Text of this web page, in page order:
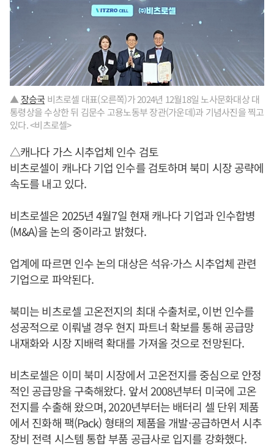
▲ 장승국 비츠로셀 대표(오른쪽)가 2024년 12월18일 노사문화대상 대
통령상을 수상한 뒤 김문수 고용노동부 장관(가운데)과 기념사진을 찍고
있다. <비츠로셀>
△캐나다 가스 시추업체 인수 검토
비츠로셀이 캐나다 기업 인수를 검토하며 북미 시장 공략에
속도를 내고 있다.
비츠로셀은 2025년 4월7일 현재 캐나다 기업과 인수합병
(M&A)을 논의 중이라고 밝혔다.
업계에 따르면 인수 논의 대상은 석유·가스 시추업체 관련
기업으로 파악된다.
북미는 비츠로셀 고온전지의 최대 수출처로, 이번 인수를
성공적으로 이뤄낼 경우 현지 파트너 확보를 통해 공급망
내재화와 시장 지배력 확대를 가져올 것으로 전망된다.
비츠로셀은 이미 북미 시장에서 고온전지를 중심으로 안정
적인 공급망을 구축해왔다. 앞서 2008년부터 미국에 고온
전지를 수출해 왔으며, 2020년부터는 배터리 셀 단위 제품
에서 진화해 팩(Pack) 형태의 제품을 개발·공급하면서 시추
장비 전력 시스템 통합 부품 공급사로 입지를 강화했다.